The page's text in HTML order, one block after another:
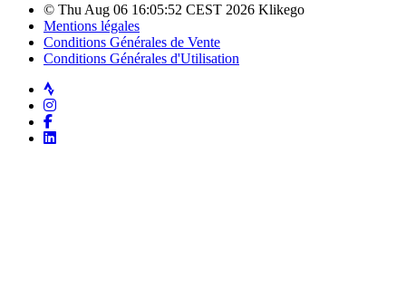
© Thu Aug 06 16:05:52 CEST 2026 Klikego
Mentions légales
Conditions Générales de Vente
Conditions Générales d'Utilisation
Strava
Instagram
Facebook
LinkedIn